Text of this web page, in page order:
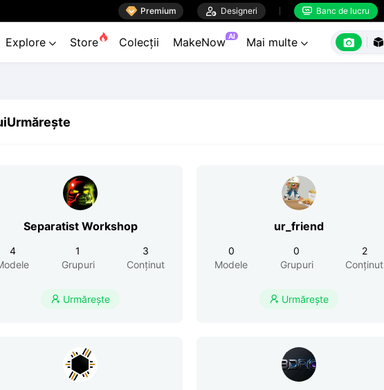
 Premium  Designeri  Banc de lucru
Explore  Store Colecții MakeNow AI Mai multe   
Separatist Workshop
4
1
Grupuri
3
Conținut
 Urmărește
ur_friend
0
Modele
0
Grupuri
2
Conținut
 Urmărește